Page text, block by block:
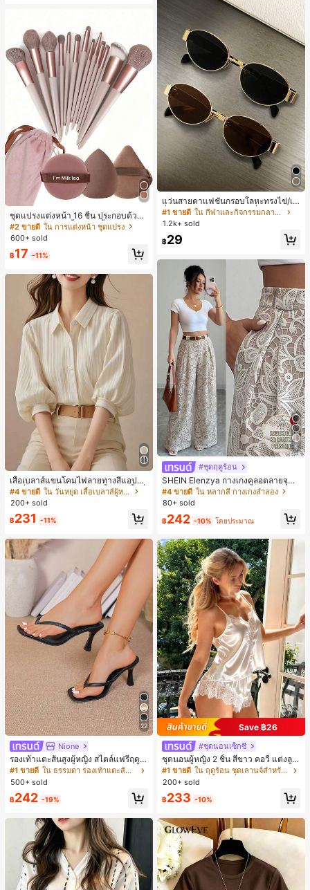
ชุดแปรงแต่งหน้า 16 ชิ้น ประกอบด้วยแ
ปรงแต่งหน้า 13 ชิ้น, ฟองน้ำแต่งหน้ารู
ปหยดน้ำ 1 ชิ้น, แปรงแป้งรองพื้นกลม 1
ชิ้น และฟองน้ำแต่งหน้ารูปสามเหลี่ยม
1 ชิ้น - ชุดคลาสสิก ทำจากขนสังเคราะ
ห์นุ่มและเป็นมิตรต่อผิว เหมาะสำหรับผู้
หญิงและเด็กผู้หญิง เหมาะสำหรับฤดูใบ
ไม้ร่วงและฤดูหนาว
#2 ขายดี ใน การแต่งหน้า ชุดแปรง
600+ sold
฿17 -11%
เสื้อเบลาส์แขนโคมไฟลายทางสีแอปริค
อตที่หรูหราสำหรับผู้หญิง, เสื้อแขนสั้นที่
ใช้ได้หลากหลายสำหรับการเดินทาง, ตั
ดแบบสุ่มสำหรับฤดูร้อน
#4 ขายดี
ใน วันหยุด เสื้อเบลาส์ผู้หญิง
200+ sold
฿231 -11%
22
Nione
รองเท้าแตะส้นสูงผู้หญิง สไตล์แฟรี่ฤดูร้
อน ส้นบาง แบบคีบ แต่งสายคาดผม รอ
งเท้าแตะชายหาดสำหรับเที่ยวพักผ่อน
แฟชั่นสายไขว้ สำหรับเดทไนท์
#1 ขายดี
ใน ธรรมดา รองเท้าแตะส้นสูงผู้หญิง
500+ sold
฿242 -19%
แว่นสายตาแฟชั่นกรอบโลหะทรงไข่/เห
ลี่ยมสำหรับผู้หญิง (กรอบครึ่ง), เหมาะ
สำหรับใส่ในชีวิตประจำวันและกิจกรรม
#1 ขายดี
ใน กีฬาและกิจกรรมกลางแจ้ง
1.2k+ sold
฿29
5
#ชุดฤดูร้อน
SHEIN Elenzya กางเกงคูลอตลายจุดเ
อวสูงแบบใหม่สำหรับฤดูใบไม้ผลิ/ฤดูร้อ
น, สไตล์หรูหราเหมาะสำหรับใส่ในชีวิต
ประจำวันและทำงาน, ให้ความรู้สึกวินเ
ทจสำหรับฤดูรับปริญญา, เทศกาลดนตร
ี, การแข่งม้าดาร์บี้, วันประกาศอิสรภาพ
#4 ขายดี ใน หลากสี กางเกงลำลอง
80+ sold
฿242 -10% โดยประมาณ
Save ฿26
#ชุดนอนเซ็กซี่
ชุดนอนผู้หญิง 2 ชิ้น สีขาว คอวี แต่งลูก
ไม้แบบแพตช์เวิร์ก ชุดนอนใส่ในบ้าน
สำหรับเธอ
#1 ขายดี
ใน ฤดูร้อน ชุดเลานจ์สำหรับผู้หญิง
200+ sold
฿233 -10%